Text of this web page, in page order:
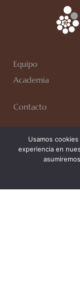
Equipo
Academia
Contacto
Avda. Rafa Verdú,
Jerez de la
Usamos
experiencia en